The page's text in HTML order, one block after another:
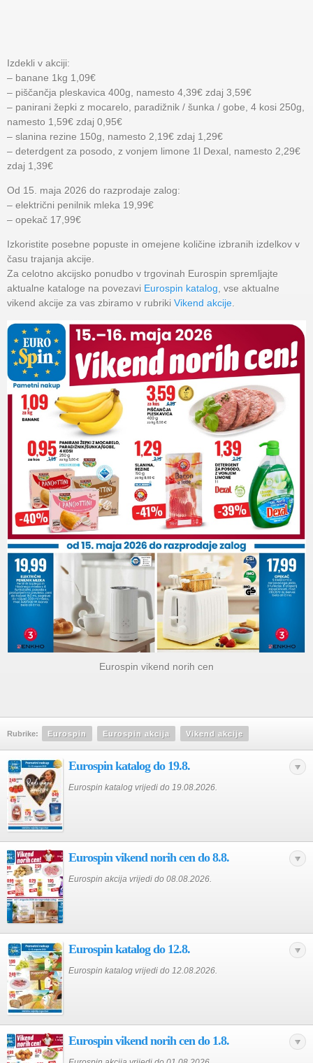
Izdekli v akciji:
– banane 1kg 1,09€
– piščančja pleskavica 400g, namesto 4,39€ zdaj 3,59€
– panirani žepki z mocarelo, paradižnik / šunka / gobe, 4 kosi 250g,
namesto 1,59€ zdaj 0,95€
– slanina rezine 150g, namesto 2,19€ zdaj 1,29€
– deterdgent za posodo, z vonjem limone 1l Dexal, namesto 2,29€
zdaj 1,39€
Od 15. maja 2026 do razprodaje zalog:
– električni penilnik mleka 19,99€
– opekač 17,99€
Izkoristite posebne popuste in omejene količine izbranih izdelkov v
času trajanja akcije.
Za celotno akcijsko ponudbo v trgovinah Eurospin spremljajte
aktualne kataloge na povezavi Eurospin katalog , vse aktualne
vikend akcije za vas zbiramo v rubriki Vikend akcije
Eurospin vikend norih cen
Rubrike: Eurospin Eurospin akcija Vikend akcije
Eurospin katalog do 19.8.
Eurospin katalog vrijedi do 19.08.2026.
Eurospin vikend norih cen do 8.8.
Eurospin akcija vrijedi do 08.08.2026.
Eurospin katalog do 12.8.
Eurospin katalog vrijedi do 12.08.2026.
Eurospin vikend norih cen do 1.8.